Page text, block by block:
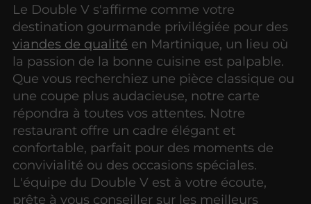
Le Double V s'affirme comme votre
destination gourmande privilégiée pour des
viandes de qualité en Martinique, un lieu où
la passion de la bonne cuisine est palpable.
Que vous recherchiez une pièce classique ou
une coupe plus audacieuse, notre carte
répondra à toutes vos attentes. Notre
restaurant offre un cadre élégant et
confortable, parfait pour des moments de
convivialité ou des occasions spéciales.
L'équipe du Double V est à votre écoute,
prête à vous conseiller sur les meilleurs